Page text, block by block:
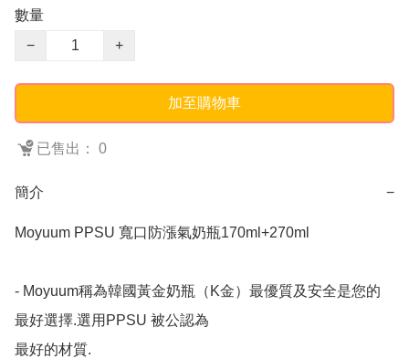
數量
−
+
加至購物車
已售出： 0
簡介 −
Moyuum PPSU 寬口防漲氣奶瓶170ml+270ml
- Moyuum稱為韓國黃金奶瓶（K金）最優質及安全是您的
最好選擇.選用PPSU 被公認為
最好的材質.